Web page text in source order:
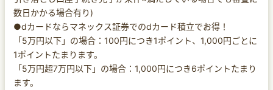
数日かかる場合有り)
●dカードならマネックス証券でのdカード積立でお得！
「5万円以下」の場合：100円につき1ポイント、1,000円ごとに
1ポイントたまります。
「5万円超7万円以下」の場合：1,000円につき6ポイントたまり
ます。